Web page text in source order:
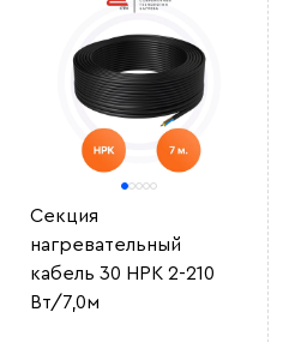
Секция
нагревательный
кабель 30 НРК 2-210
Вт/7,0м